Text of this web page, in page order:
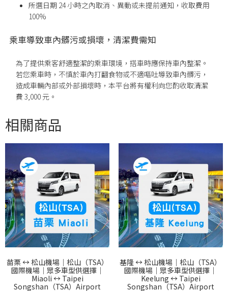
所選日期 24小時之內取消、異動或未提前通知，收取費用
100%
乘車導致車內髒污或損壞，清潔費需知
為了提供乘客舒適整潔的乘車環境，搭車時應保持車內整潔。
若您乘車時，不慎於車內打翻食物或不適嘔吐導致車內髒污，
造成車輛內部或外部損壞時，本平台將有權利向您酌收取清潔
費 3,000 元。
相關商品
苗栗 ↔︎ 松山機場｜松山（TSA）
國際機場｜眾多車型供選擇｜
Miaoli ↔︎ Taipei
Songshan（TSA）Airport
基隆 ↔︎ 松山機場｜松山（TSA）
國際機場｜眾多車型供選擇｜
Keelung ↔︎ Taipei
Songshan（TSA）Airport